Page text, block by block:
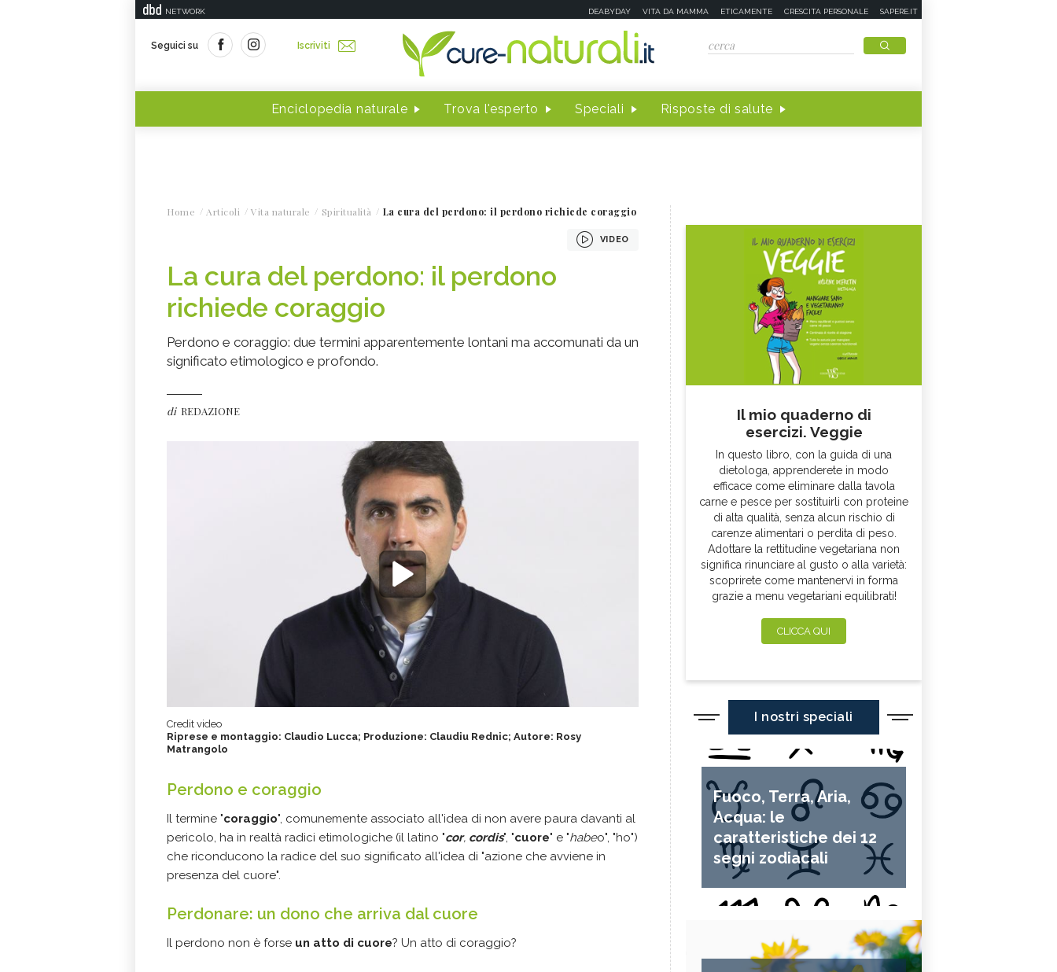
NETWORK DEABYDAY VITA DA MAMMA ETICAMENTE CRESCITA PERSONALE SAPERE.IT
Seguici su Iscriviti
Enciclopedia naturale Trova l'esperto Speciali Risposte di salute
Home Articoli Vita naturale Spiritualità La cura del perdono: il perdono richiede coraggio
VIDEO
La cura del perdono: il perdono
richiede coraggio
Perdono e coraggio: due termini apparentemente lontani ma accomunati da un
significato etimologico e profondo.
di REDAZIONE
Credit video
Riprese e montaggio: Claudio Lucca; Produzione: Claudiu Rednic; Autore: Rosy
Matrangolo
Perdono e coraggio
Il termine "coraggio", comunemente associato all'idea di non avere paura davanti al
pericolo, ha in realtà radici etimologiche (il latino "cor, cordis", "cuore" e "habeo", "ho")
che riconducono la radice del suo significato all'idea di "azione che avviene in
presenza del cuore".
Perdonare: un dono che arriva dal cuore
Il perdono non è forse un atto di cuore? Un atto di coraggio?
Il mio quaderno di
esercizi. Veggie
In questo libro, con la guida di una
dietologa, apprenderete in modo
efficace come eliminare dalla tavola
carne e pesce per sostituirli con proteine
di alta qualità, senza alcun rischio di
carenze alimentari o perdita di peso.
Adottare la rettitudine vegetariana non
significa rinunciare al gusto o alla varietà:
scoprirete come mantenervi in forma
grazie a menu vegetariani equilibrati!
CLICCA QUI
I nostri speciali
Fuoco, Terra, Aria,
Acqua: le
caratteristiche dei 12
segni zodiacali